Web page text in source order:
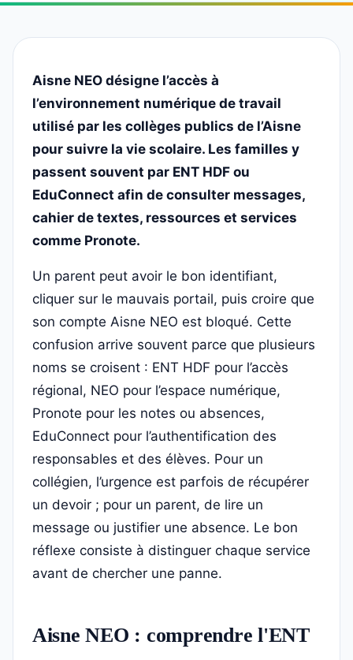
Aisne NEO désigne l’accès à
l’environnement numérique de travail
utilisé par les collèges publics de l’Aisne
pour suivre la vie scolaire. Les familles y
passent souvent par ENT HDF ou
EduConnect afin de consulter messages,
cahier de textes, ressources et services
comme Pronote.
Un parent peut avoir le bon identifiant,
cliquer sur le mauvais portail, puis croire que
son compte Aisne NEO est bloqué. Cette
confusion arrive souvent parce que plusieurs
noms se croisent : ENT HDF pour l’accès
régional, NEO pour l’espace numérique,
Pronote pour les notes ou absences,
EduConnect pour l’authentification des
responsables et des élèves. Pour un
collégien, l’urgence est parfois de récupérer
un devoir ; pour un parent, de lire un
message ou justifier une absence. Le bon
réflexe consiste à distinguer chaque service
avant de chercher une panne.
Aisne NEO : comprendre l'ENT